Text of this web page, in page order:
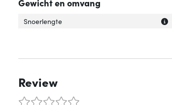
Gewicht en omvang
Snoerlengte
Review